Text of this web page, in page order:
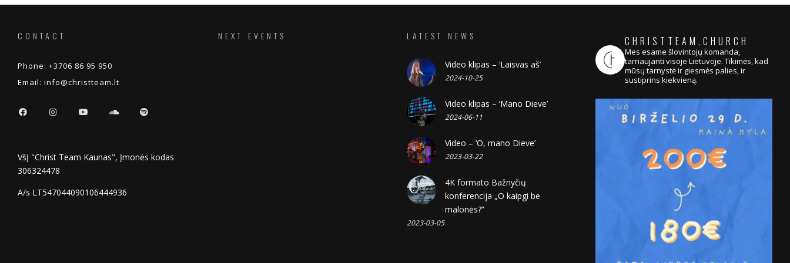
CONTACT
Phone: +3706 86 95 950
Email: info@christteam.lt
VšĮ "Christ Team Kaunas", Įmonės kodas
306324478
A/s LT547044090106444936
NEXT EVENTS LATEST NEWS
Video klipas – ‘Laisvas aš’
2024-10-25
Video klipas – ‘Mano Dieve’
2024-06-11
Video – ‘O, mano Dieve’
2023-03-22
4K formato Bažnyčių
konferencija „O kaipgi be
malonės?”
2023-03-05
CHRISTTEAM.CHURCH
Mes esame šlovintojų komanda,
tarnaujanti visoje Lietuvoje. Tikimės, kad
mūsų tarnystė ir giesmės palies, ir
sustiprins kiekvieną.